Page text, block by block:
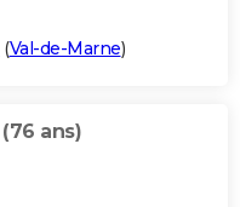
(Val-de-Marne)
(76 ans)